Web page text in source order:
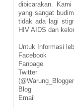
dibicarakan.
yang sangat
tidak ada lagi
HIV AIDS dan
Untuk Informasi
(
Blog
Email